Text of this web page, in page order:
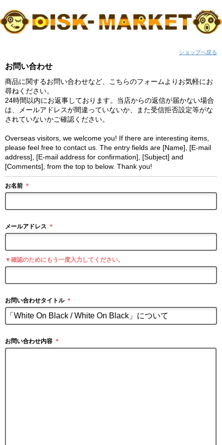
ショップへ戻る
お問い合わせ
商品に関するお問い合わせなど、こちらのフォームよりお気軽にお
尋ねください。
24時間以内にお返事しております。当店からの返信が届かない場合
は、メールアドレスが間違っていないか、また受信拒否設定等がな
されていないかご確認ください。
Overseas visitors, we welcome you! If there are interesting items,
please feel free to contact us. The entry fields are [Name], [E-mail
address], [E-mail address for confirmation], [Subject] and
[Comments], from the top to below. Thank you!
お名前 ＊
メールアドレス ＊
▼確認のためにもう一度入力してください。
お問い合わせタイトル ＊
お問い合わせ内容 ＊